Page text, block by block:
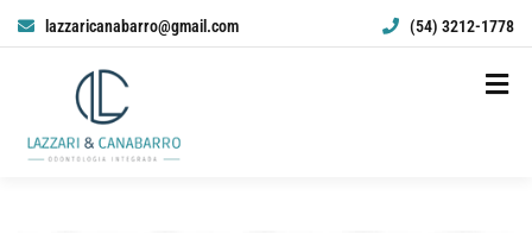
lazzaricanabarro@gmail.com (54) 3212-1778